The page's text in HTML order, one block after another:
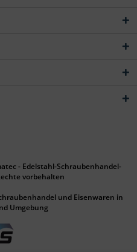
- Edelstahl-Schraubenhandel-
vorbehalten
und Eisenwaren in
Umgebung